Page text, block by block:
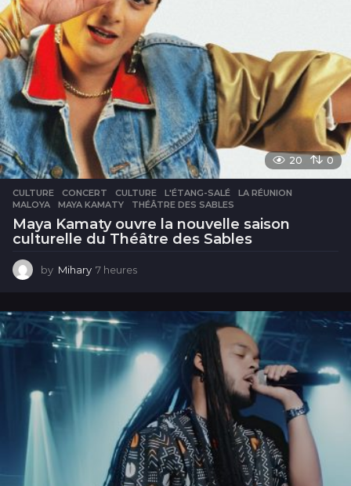
20 0
CULTURE CONCERT ,CULTURE ,L'ÉTANG-SALÉ ,LA RÉUNION
MALOYA
,MAYA KAMATY ,THÉÂTRE DES SABLES
Maya Kamaty ouvre la nouvelle saison
culturelle du Théâtre des Sables
by Mihary 7 heures
u
e
s